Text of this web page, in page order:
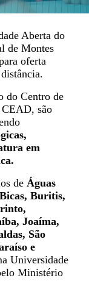
Aberta do
de Montes
oferta
do Centro de
são
em
de Águas
Buritis,
Joaíma,
São
e
Universidade
Ministério